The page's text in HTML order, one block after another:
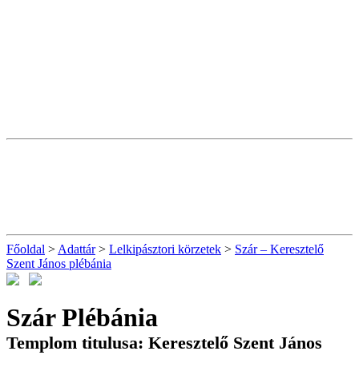
Főoldal > Adattár> Lelkipásztori körzetek > Szár – Keresztelő
Szent János plébánia
Szár Plébánia
Templom titulusa: Keresztelő Szent János